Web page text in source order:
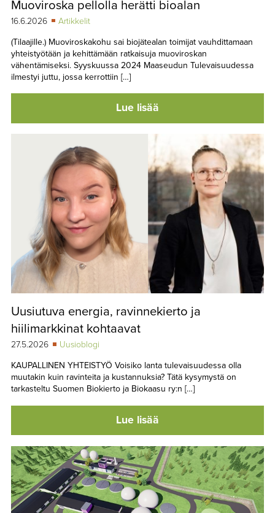
TAPAHTUMAT
YHTEYSTIEDOT
Muoviroska pellolla herätti bioalan
16.6.2026
Artikkelit
(Tilaajille.) Muoviroskakohu sai biojätealan toimijat vauhdittamaan
yhteistyötään ja kehittämään ratkaisuja muoviroskan
vähentämiseksi. Syyskuussa 2024 Maaseudun Tulevaisuudessa
ilmestyi juttu, jossa kerrottiin […]
Lue lisää
Uusiutuva energia, ravinnekierto ja
hiilimarkkinat kohtaavat
27.5.2026
Uusioblogi
KAUPALLINEN YHTEISTYÖ Voisiko lanta tulevaisuudessa olla
muutakin kuin ravinteita ja kustannuksia? Tätä kysymystä on
tarkasteltu Suomen Biokierto ja Biokaasu ry:n […]
Lue lisää